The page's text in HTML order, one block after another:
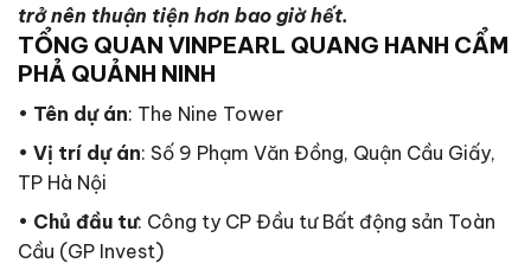
trở nên thuận tiện hơn bao giờ hết.
TỔNG QUAN VINPEARL QUANG HANH CẨM
PHẢ QUẢNH NINH
• Tên dự án: The Nine Tower
• Vị trí dự án: Số 9 Phạm Văn Đồng, Quận Cầu Giấy,
TP Hà Nội
• Chủ đầu tư: Công ty CP Đầu tư Bất động sản Toàn
Cầu (GP Invest)